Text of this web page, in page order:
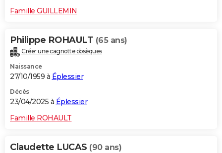
Carte de Noël
Carte Bonne année
Carte Saint-Valentin
Carte Pâques
Carte d'anniversaire
DICTIONNAIRE
Dictionnaire
Biographies
Citations
Expressions
Proverbes
PROGRAMME TV
S'inscrire
Se connecter
Lycées
Collèges
Primaires
Universités
Entreprises
Service militaire
Avis de recherche
AVIS DE DÉCÈS
FORUM
Bricolage
Lifestyle
Culture
Sport
Auto
Television
Voyage
Cinema
Famille GUILLEMIN
Philippe ROHAULT (65 ans)
Créer une cagnotte obsèques
Naissance
27/10/1959 à Éplessier
Décès
23/04/2025 à Éplessier
Famille ROHAULT
Claudette LUCAS (90 ans)